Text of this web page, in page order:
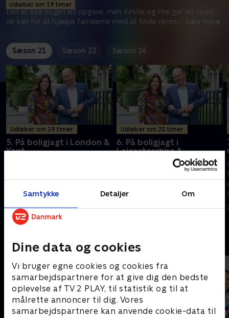
Samtykke Detaljer Om
Dine data og cookies
Vi bruger egne cookies og cookies fra
samarbejdspartnere for at give dig den bedste
oplevelse af TV 2 PLAY, til statistik og til at
målrette annoncer til dig. Vores
samarbejdspartnere kan anvende cookie-data til
Udløber om 19 timer
Det er ikke nogen let opgave, men Kirstie og Phil gør alt, hvad
de kan for at hjælpe familierne med at finde deres
Læs mere
Sæson 21 Sæson 22 Sæson 26
Udløber om 19 timer
5. På boligjagt i London &
Kent
hus til Chantelle og Eliza, når
1. maj 2019 • 45 min
Udløber om 20 timer
6. På boligjagt i
Leicestershire &
Northamptonshire
Kirstie tager til Leicester, hvor
Karen og Mike er på boligjagt,
og det haster. De har et krav:
Andre så også